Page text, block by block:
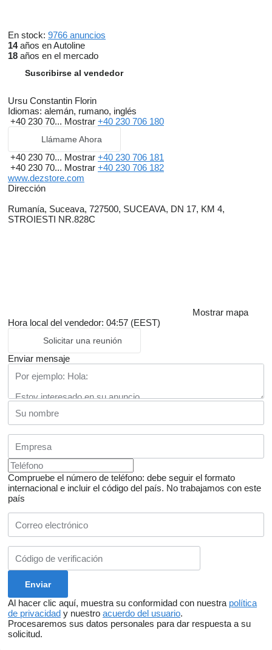
En stock: 9766 anuncios
14años en Autoline
18 años en el mercado
Suscribirse al vendedor
Ursu Constantin Florin
Idiomas: alemán, rumano, inglés
+40 230 70... Mostrar +40 230 706 180
Llámame Ahora
+40 230 70... Mostrar +40 230 706 181
+40 230 70... Mostrar +40 230 706 182
www.dezstore.com
Dirección
Rumanía, Suceava, 727500, SUCEAVA, DN 17, KM 4,
STROIESTI NR.828C
Mostrar mapa
Hora local del vendedor: 04:57 (EEST)
Solicitar una reunión
Enviar mensaje
Compruebe el número de teléfono: debe seguir el formato
internacional e incluir el código del país. No trabajamos con este
país
Al hacer clic aquí, muestra su conformidad con nuestra política
de privacidad y nuestro acuerdo del usuario.
Procesaremos sus datos personales para dar respuesta a su
solicitud.